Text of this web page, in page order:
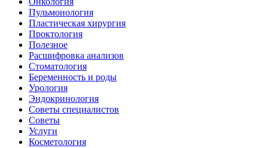
Пульмонология
Пластическая хирургия
Проктология
Полезное
Расшифровка анализов
Стоматология
Беременность и роды
Урология
Эндокринология
Советы специалистов
Советы
Услуги
Косметология